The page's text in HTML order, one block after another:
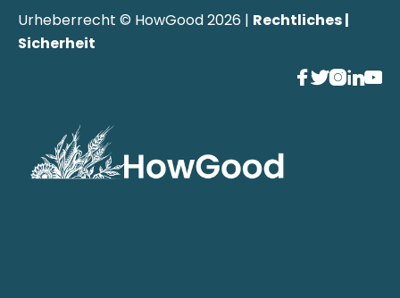
Urheberrecht © HowGood 2026 | Rechtliches |
Sicherheit
